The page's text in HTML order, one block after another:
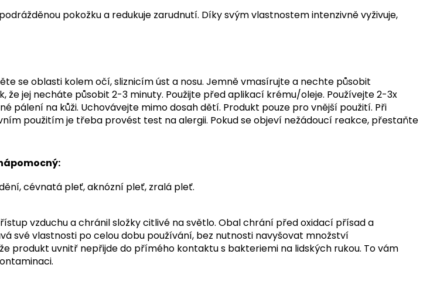
pokožku a redukuje zarudnutí. Díky svým vlastnostem intenzivně vyživuje,
se oblasti kolem očí, sliznicím úst a nosu. Jemně vmasírujte a nechte působit
že jej necháte působit 2-3 minuty. Použijte před aplikací krému/oleje. Používejte 2-3x
na kůži. Uchovávejte mimo dosah dětí. Produkt pouze pro vnější použití. Při
použitím je třeba provést test na alergii. Pokud se objeví nežádoucí reakce, přestaňte
cévnatá pleť,aknózní pleť, zralá pleť.
vzduchu a chránil složky citlivé na světlo. Obalchrání před oxidací přísad a
své vlastnosti po celou dobu používání, bez nutnosti navyšovat množství
produkt uvnitř nepřijde do přímého kontaktu s bakteriemi na lidských rukou. To vám